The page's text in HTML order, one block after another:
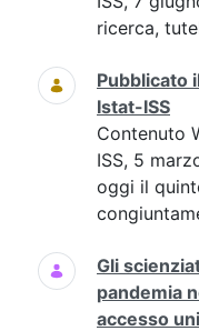
ricerca,
Pubblicato
Istat-ISS
Contenuto
ISS, 5
oggi il
Gli
pandemia
accesso